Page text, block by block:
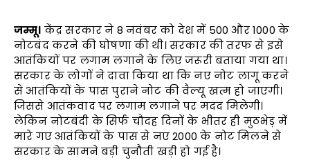
जम्मू। केंद्र सरकार ने 8 नवंबर को देश में 500 और 1000 के
नोटबंद करने की घोषणा की थी। सरकार की तरफ से इसे
आतंकियों पर लगाम लगाने के लिए जरूरी बताया गया था।
सरकार के लोगों ने दावा किया था कि नए नोट लागू करने
से आतंकियों के पास पुराने नोट की वैल्यू खत्म हो जाएगी।
जिससे आतंकवाद पर लगाम लगाने पर मदद मिलेगी।
लेकिन नोटबंदी के सिर्फ चौदह दिनों के भीतर ही मुठभेड़ में
मारे गए आतंकियों के पास से नए 2000 के नोट मिलने से
सरकार के सामने बड़ी चुनौती खड़ी हो गई है।